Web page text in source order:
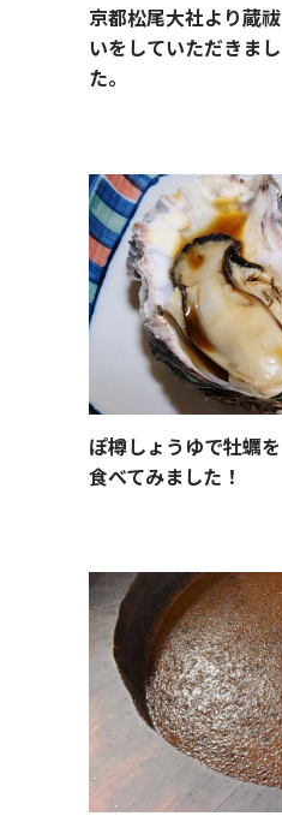
京都松尾大社より蔵祓
いをしていただきまし
た。
ぽ樽しょうゆで牡蠣を
食べてみました！